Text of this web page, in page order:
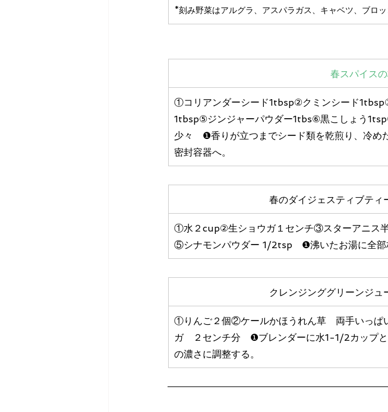
*刻み野菜はアルグラ、アスパラガス、キャベツ、ブロ
春スパイス
①コリアンダーシード1tbsp②クミンシード
1tbsp⑤ジンジャーパウダー1tbs⑥黒こしょう
少々　❶香りが立つまでシード類を乾煎り、冷め
密封容器へ。
春のダイジェスティブティー２杯
①水２cup②生ショウガ１センチ③スターアニス
⑤シナモンパウダー 1/2tsp　❶沸いたお湯に全
クレンジンググリーンジュース
①りんご２個②ケールかほうれん草　両手いっ
ガ　２センチ分　❶ブレンダーに水1-1/2カップ
の濃さに調整する。